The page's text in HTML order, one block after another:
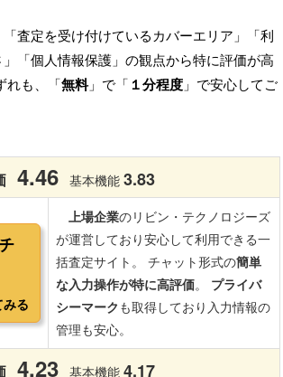
査定を受け付けているカバーエリア」「利
「個人情報保護」の観点から特に評価が高
れも、「無料」で「 １分程度 」で安心してご